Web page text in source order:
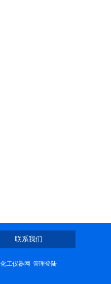
联系我们
化工仪器网 管理登陆